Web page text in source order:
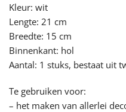
Kleur: wit
Lengte: 21 cm
Breedte: 15 cm
Binnenkant: hol
Aantal: 1 stuks, bestaat uit
Te gebruiken voor:
– het maken van allerlei